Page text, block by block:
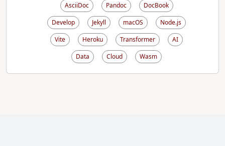
AsciiDoc
Pandoc
DocBook
Develop
Jekyll macOS
Node.js
Vite
Heroku Transformer
AI
Data
Cloud Wasm